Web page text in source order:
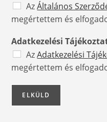
AzÁltalános
megértettem és
Adatkezelési
AzAdatkezelési
megértettem és
ELKÜLD